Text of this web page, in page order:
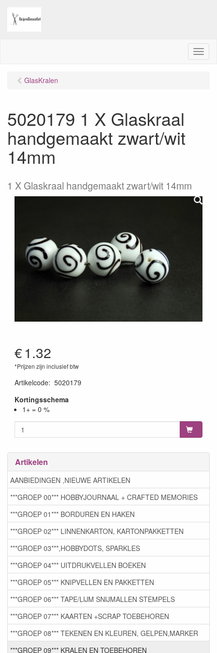
M
e
GlasKralen
5020179 1 X Glaskraal
handgemaakt zwart/wit
14mm
1 X Glaskraal handgemaakt zwart/wit 14mm
€1.32
*Prijzen zijn inclusief btw
Artikelcode: 5020179
Kortingsschema
1+ = 0 %
Artikelen
AANBIEDINGEN ,NIEUWE ARTIKELEN
***GROEP 00*** HOBBYJOURNAAL + CRAFTED MEMORIES
***GROEP 01*** BORDUREN EN HAKEN
***GROEP 02*** LINNENKARTON, KARTONPAKKETTEN
***GROEP 03***,HOBBYDOTS, SPARKLES
***GROEP 04*** UITDRUKVELLEN BOEKEN
***GROEP 05*** KNIPVELLEN EN PAKKETTEN
***GROEP 06*** TAPE/LIJM SNIJMALLEN STEMPELS
***GROEP 07*** KAARTEN +SCRAP TOEBEHOREN
***GROEP 08*** TEKENEN EN KLEUREN, GELPEN,MARKER
***GROEP 09*** KRALEN EN TOEBEHOREN